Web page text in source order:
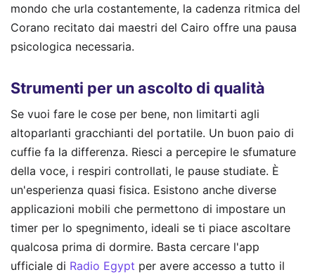
mondo che urla costantemente, la cadenza ritmica del
Corano recitato dai maestri del Cairo offre una pausa
psicologica necessaria.
Strumenti per un ascolto di qualità
Se vuoi fare le cose per bene, non limitarti agli
altoparlanti gracchianti del portatile. Un buon paio di
cuffie fa la differenza. Riesci a percepire le sfumature
della voce, i respiri controllati, le pause studiate. È
un'esperienza quasi fisica. Esistono anche diverse
applicazioni mobili che permettono di impostare un
timer per lo spegnimento, ideali se ti piace ascoltare
qualcosa prima di dormire. Basta cercare l'app
ufficiale di Radio Egypt per avere accesso a tutto il